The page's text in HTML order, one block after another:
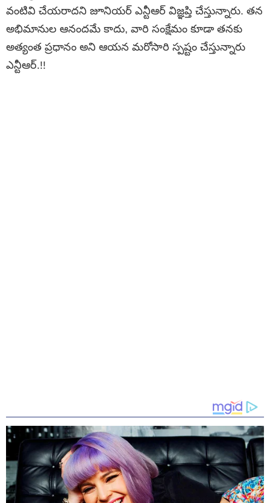
వంటివి చేయరాదని జూనియర్ ఎన్టీఆర్ విజ్ఞప్తి చేస్తున్నారు. తన
అభిమానుల ఆనందమే కాదు, వారి సంక్షేమం కూడా తనకు
అత్యంత ప్రధానం అని ఆయన మరోసారి స్పష్టం చేస్తున్నారు
ఎన్టీఆర్.!!